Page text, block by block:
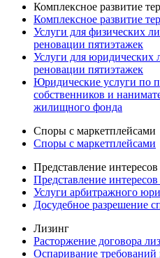
Комплексное развитие
Комплексное развитие
Услуги для физических
реновации пятиэтажек
Услуги для юридических
реновации пятиэтажек
Юридические услуги по
собственников и
жилищного фонда
Споры с маркетплейсами
Споры с маркетплейсами
Представление
Представление интересов
Услуги арбитражного
Досудебное разрешение
Лизинг
Расторжение договора
Оспаривание требований